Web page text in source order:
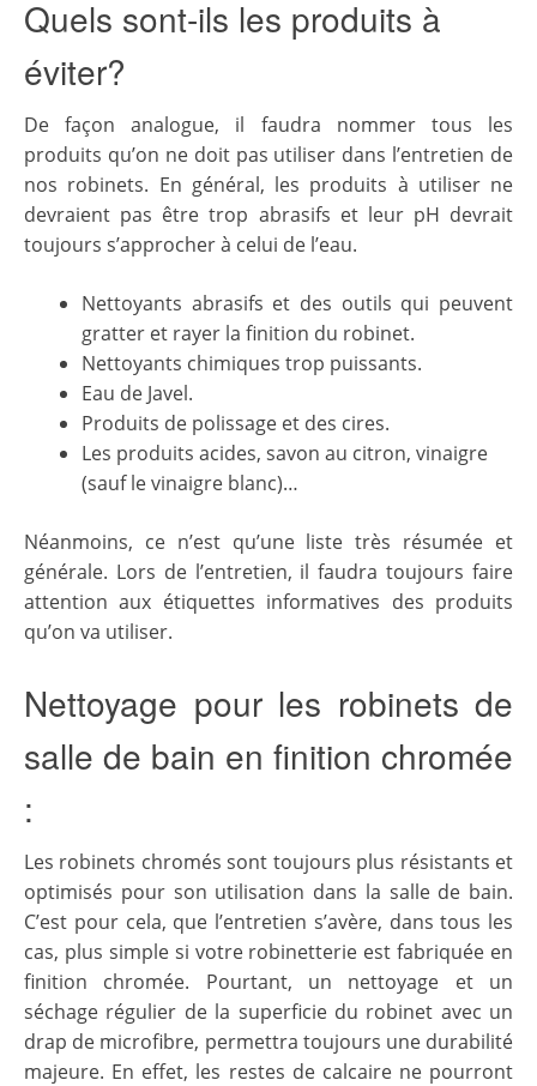
Quels sont-ils les produits à
éviter?
De façon analogue, il faudra nommer tous les
produits qu’on ne doit pas utiliser dans l’entretien de
nos robinets. En général, les produits à utiliser ne
devraient pas être trop abrasifs et leur pH devrait
toujours s’approcher à celui de l’eau.
Nettoyants abrasifs et des outils qui peuvent
gratter et rayer la finition du robinet.
Nettoyants chimiques trop puissants.
Eau de Javel.
Produits de polissage et des cires.
Les produits acides, savon au citron, vinaigre
(sauf le vinaigre blanc)…
Néanmoins, ce n’est qu’une liste très résumée et
générale. Lors de l’entretien, il faudra toujours faire
attention aux étiquettes informatives des produits
qu’on va utiliser.
Nettoyage pour les robinets de
salle de bain en finition chromée
:
Les robinets chromés sont toujours plus résistants et
optimisés pour son utilisation dans la salle de bain.
C’est pour cela, que l’entretien s’avère, dans tous les
cas, plus simple si votre robinetterie est fabriquée en
finition chromée. Pourtant, un nettoyage et un
séchage régulier de la superficie du robinet avec un
drap de microfibre, permettra toujours une durabilité
majeure. En effet, les restes de calcaire ne pourront